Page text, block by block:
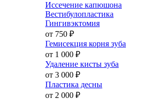
Иссечение капюшона
Вестибулопластика
Гингивэктомия
от 750 ₽
Гемисекция корня зуба
от 1 000 ₽
Удаление кисты зуба
от 3 000 ₽
Пластика десны
от 2 000 ₽